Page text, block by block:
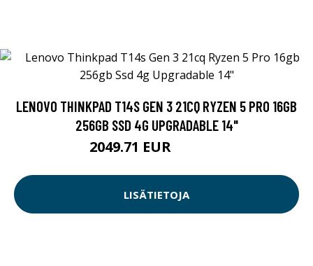
LENOVO THINKPAD T14S GEN 3 21CQ RYZEN 5 PRO 16GB
256GB SSD 4G UPGRADABLE 14"
2049.71 EUR
LISÄTIETOJA